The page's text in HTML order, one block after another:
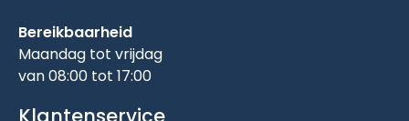
Bereikbaarheid
Maandag tot vrijdag
van 08:00 tot 17:00